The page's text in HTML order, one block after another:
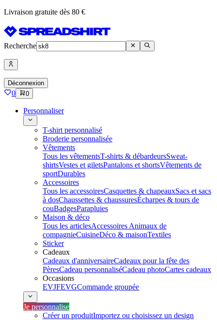
Livraison gratuite dès 80 €
Recherche
Déconnexion
0 0
Personnaliser
T-shirt personnalisé
Broderie personnalisée
Vêtements
Tous les vêtementsT-shirts & débardeursSweat-
shirtsVestes et giletsPantalons et shortsVêtements de
sportDurables
Accessoires
Tous les accessoiresCasquettes & chapeauxSacs et sacs
à dosChaussettes & chaussuresÉcharpes & tours de
couBadgesParapluies
Maison & déco
Tous les articlesAccessoires Animaux de
compagnieCuisineDéco & maisonTextiles
Sticker
Cadeaux
Cadeaux d'anniversaireCadeaux pour la fête des
PèresCadeau personnaliséCadeau photoCartes cadeaux
Occasions
EVJFEVGCommande groupée
Je personnalise
Créer un produitImportez ou choisissez un design